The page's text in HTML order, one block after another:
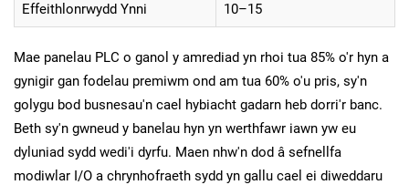
Effeithlonrwydd Ynni 10–15
Mae panelau PLC o ganol y amrediad yn rhoi tua 85% o'r hyn a
gynigir gan fodelau premiwm ond am tua 60% o'u pris, sy'n
golygu bod busnesau'n cael hybiacht gadarn heb dorri'r banc.
Beth sy'n gwneud y banelau hyn yn werthfawr iawn yw eu
dyluniad sydd wedi'i dyrfu. Maen nhw'n dod â sefnellfa
modiwlar I/O a chrynhofraeth sydd yn gallu cael ei diweddaru